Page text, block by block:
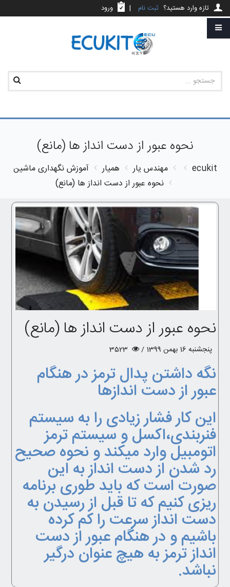
تازه وارد هستید؟ ثبت نام | ورود
نحوه عبور از دست انداز ها (مانع)
ecukit مهندس یار همیار
آموزش نگهداری ماشین
نحوه عبور از دست انداز ها (مانع)
نحوه عبور از دست انداز ها (مانع)
پنجشنبه 16 بهمن 1399 /
نگه داشتن پدال ترمز در هنگام
عبور از دست اندازها
این کار فشار زیادی را به سیستم
فنربندی،اکسل و سیستم ترمز
اتومبیل وارد میکند و نحوه صحیح
رد شدن از دست انداز به این
صورت است که باید طوری برنامه
ریزی کنیم که تا قبل از رسیدن به
دست انداز سرعت را کم کرده
باشیم و در هنگام عبور از دست
انداز ترمز به هیچ عنوان درگیر
نباشد.